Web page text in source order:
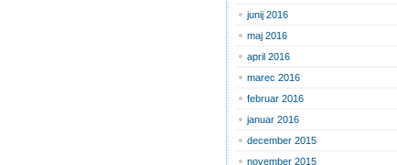
junij 2016
maj 2016
april 2016
marec 2016
februar 2016
januar 2016
december 2015
november 2015